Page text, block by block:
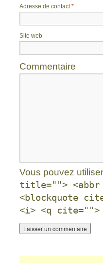
Adresse de contact*
Site web
Commentaire
Vous pouvez
title=""> <abbr
<blockquote
<i> <q cite="">